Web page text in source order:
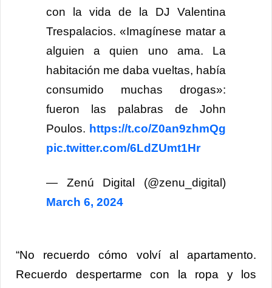
con la vida de la DJ Valentina
Trespalacios. «Imagínese matar a
alguien a quien uno ama. La
habitación me daba vueltas, había
consumido muchas drogas»:
fueron las palabras de John
Poulos. https://t.co/Z0an9zhmQg
pic.twitter.com/6LdZUmt1Hr
— Zenú Digital (@zenu_digital)
March 6, 2024
“No recuerdo cómo volví al apartamento.
Recuerdo despertarme con la ropa y los